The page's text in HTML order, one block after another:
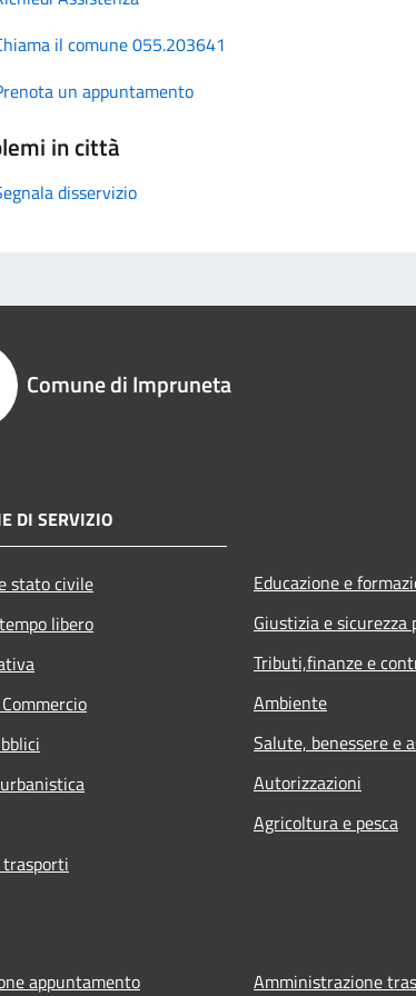
il comune 055.203641
un appuntamento
in città
disservizio
Comune di Impruneta
DI SERVIZIO
stato civile
libero
Educazione e
Giustizia e sicurezza
Tributi,finanze e
Ambiente
Salute, benessere e
Autorizzazioni
Agricoltura e pesca
appuntamento Amministrazione